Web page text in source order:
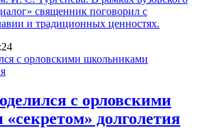
священник поговорил с
и традиционных ценностях.
с орловскими
долголетия